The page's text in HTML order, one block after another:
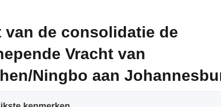
van de consolidatie de
Vracht van
Ningbo aan